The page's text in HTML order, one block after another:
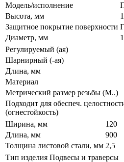
Модель/исполнение
Высота, мм
Защитное покрытие поверхности
Диаметр, мм
Регулируемый (ая)
Шарнирный (-ая)
Длина, мм
Материал
Метрический размер резьбы (М..)
Подходит для обеспеч.
(огнестойкость)
Ширина, мм
120
Длина, мм
900
Толщина листовой стали, мм 2,5
Тип изделия Подвесы и траверсы